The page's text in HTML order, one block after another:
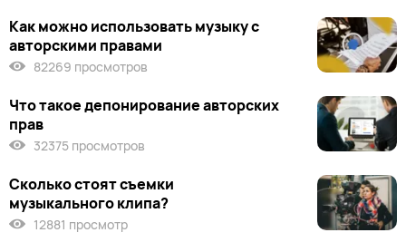
Как можно использовать музыку с
авторскими правами
82269 просмотров
Что такое депонирование авторских
прав
32375 просмотров
Сколько стоят съемки
музыкального клипа?
12881 просмотр